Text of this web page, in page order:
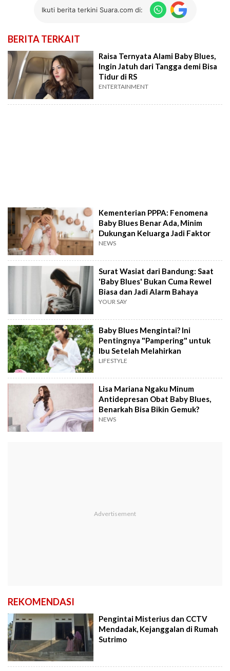
Ikuti berita terkini Suara.com di:
BERITA TERKAIT
Raisa Ternyata Alami Baby Blues,
Ingin Jatuh dari Tangga demi Bisa
Tidur di RS
ENTERTAINMENT
Kementerian PPPA: Fenomena
Baby Blues Benar Ada, Minim
Dukungan Keluarga Jadi Faktor
NEWS
Surat Wasiat dari Bandung: Saat
'Baby Blues' Bukan Cuma Rewel
Biasa dan Jadi Alarm Bahaya
YOUR SAY
Baby Blues Mengintai? Ini
Pentingnya "Pampering" untuk
Ibu Setelah Melahirkan
LIFESTYLE
Lisa Mariana Ngaku Minum
Antidepresan Obat Baby Blues,
Benarkah Bisa Bikin Gemuk?
NEWS
REKOMENDASI
Pengintai Misterius dan CCTV
Mendadak, Kejanggalan di Rumah
Sutrimo